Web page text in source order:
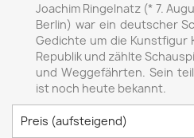
Joachim Ringelnatz (* 7.
Berlin) war ein deutscher
Gedichte um die Kunstfigur
Republik und zählte
und Weggefährten. Sein
ist noch heute bekannt.
Preis (aufsteigend)